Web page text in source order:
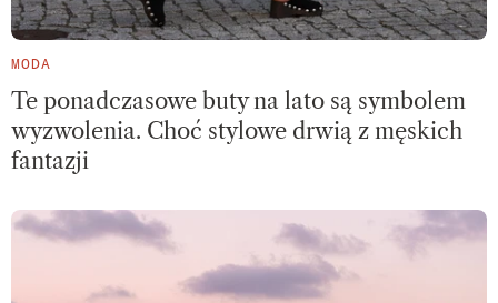
MODA
Te ponadczasowe buty na lato są symbolem
wyzwolenia. Choć stylowe drwią z męskich
fantazji